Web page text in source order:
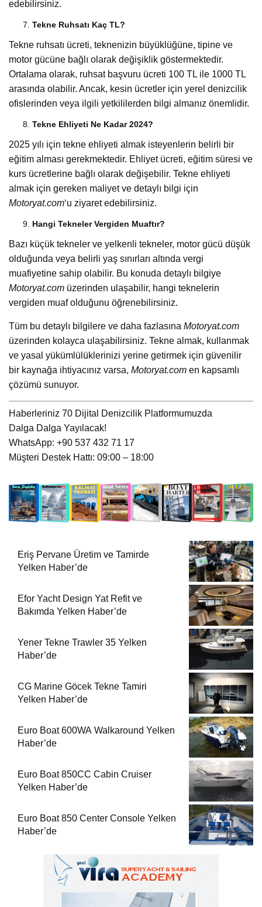
edebilirsiniz.
Tekne Ruhsatı Kaç TL?
Tekne ruhsatı ücreti, teknenizin büyüklüğüne, tipine ve
motor gücüne bağlı olarak değişiklik göstermektedir.
Ortalama olarak, ruhsat başvuru ücreti 100 TL ile 1000 TL
arasında olabilir. Ancak, kesin ücretler için yerel denizcilik
ofislerinden veya ilgili yetkililerden bilgi almanız önemlidir.
Tekne Ehliyeti Ne Kadar 2024?
2025 yılı için tekne ehliyeti almak isteyenlerin belirli bir
eğitim alması gerekmektedir. Ehliyet ücreti, eğitim süresi ve
kurs ücretlerine bağlı olarak değişebilir. Tekne ehliyeti
almak için gereken maliyet ve detaylı bilgi için
Motoryat.com‘u ziyaret edebilirsiniz.
Hangi Tekneler Vergiden Muaftır?
Bazı küçük tekneler ve yelkenli tekneler, motor gücü düşük
olduğunda veya belirli yaş sınırları altında vergi
muafiyetine sahip olabilir. Bu konuda detaylı bilgiye
Motoryat.com üzerinden ulaşabilir, hangi teknelerin
vergiden muaf olduğunu öğrenebilirsiniz.
Tüm bu detaylı bilgilere ve daha fazlasına Motoryat.com
üzerinden kolayca ulaşabilirsiniz. Tekne almak, kullanmak
ve yasal yükümlülüklerinizi yerine getirmek için güvenilir
bir kaynağa ihtiyacınız varsa, Motoryat.com en kapsamlı
çözümü sunuyor.
Haberleriniz 70 Dijital Denizcilik Platformumuzda
Dalga Dalga Yayılacak!
WhatsApp: +90 537 432 71 17
Müşteri Destek Hattı: 09:00 – 18:00
Eriş Pervane Üretim ve Tamirde
Yelken Haber’de
Efor Yacht Design Yat Refit ve
Bakımda Yelken Haber’de
Yener Tekne Trawler 35 Yelken
Haber’de
CG Marine Göcek Tekne Tamiri
Yelken Haber’de
Euro Boat 600WA Walkaround Yelken
Haber’de
Euro Boat 850CC Cabin Cruiser
Yelken Haber’de
Euro Boat 850 Center Console Yelken
Haber’de